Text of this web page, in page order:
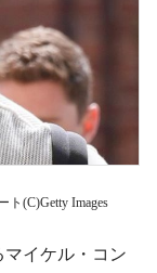
(C)Getty Images
イケル・コン